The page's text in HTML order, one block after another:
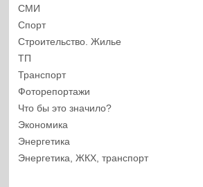
СМИ
Спорт
Строительство. Жилье
ТП
Транспорт
Фоторепортажи
Что бы это значило?
Экономика
Энергетика
Энергетика, ЖКХ, транспорт